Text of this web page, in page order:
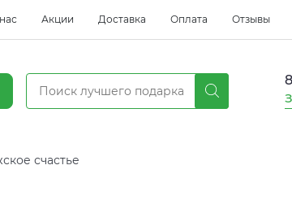
Акции Доставка Оплата Отзывы
счастье